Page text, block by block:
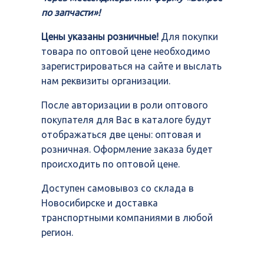
по запчасти»!
Цены указаны розничные! Для покупки
товара по оптовой цене необходимо
зарегистрироваться на сайте и выслать
нам реквизиты организации.
После авторизации в роли оптового
покупателя для Вас в каталоге будут
отображаться две цены: оптовая и
розничная. Оформление заказа будет
происходить по оптовой цене.
Доступен самовывоз со склада в
Новосибирске и доставка
транспортными компаниями в любой
регион.